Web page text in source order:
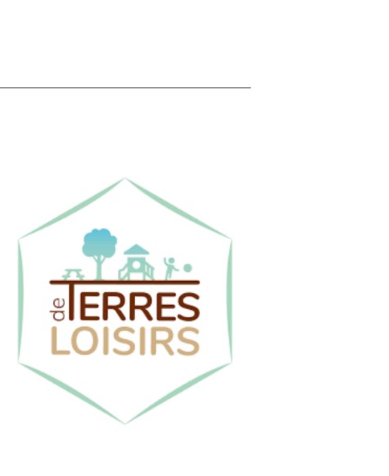
Terres de
Loisirs
« Nous partageons avec l’ASMT les
mêmes valeurs :
esprit d’équipe,
ancrage local et engagement durable
.
Soutenir un club formateur et dynamique,
c’est pour nous une manière de rendre à
notre territoire ce qu’il nous apporte